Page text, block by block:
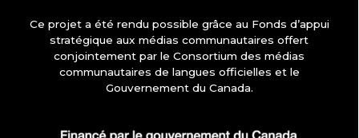
Ce projet a été rendu possible grâce au Fonds d’appui
stratégique aux médias communautaires offert
conjointement par le Consortium des médias
communautaires de langues officielles et le
Gouvernement du Canada.